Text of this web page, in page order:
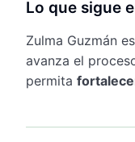
Lo que sigue
Zulma Guzmán
avanza el
permita